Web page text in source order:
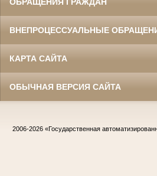
ВНЕПРОЦЕССУАЛЬНЫЕ
КАРТА САЙТА
ОБЫЧНАЯ ВЕРСИЯ САЙТА
2006-2026 «Государственная